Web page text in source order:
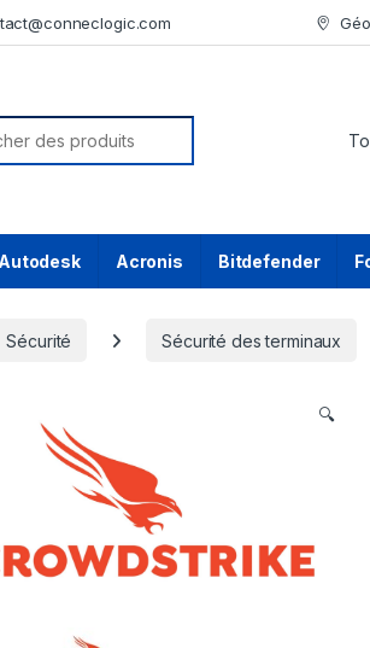
Autodesk Acronis Bitdefender
Sécurité Sécurité des terminaux
🔍